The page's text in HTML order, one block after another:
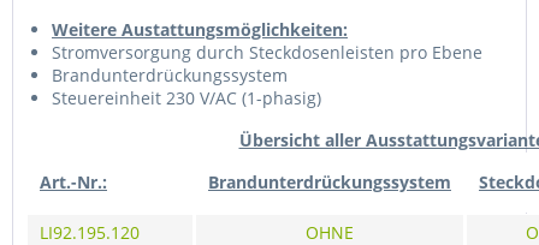
Weitere Austattungsmöglichkeiten:
Stromversorgung durch Steckdosenleisten pro Ebene
Brandunterdrückungssystem
Steuereinheit 230 V/AC (1-phasig)
Übersicht aller
Art.-Nr.:
Brandunterdrückungssystem
LI92.195.120 OHNE